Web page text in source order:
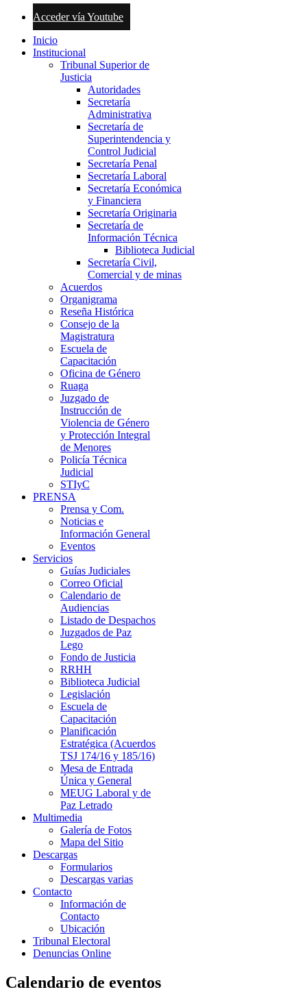
Acceder vía Youtube
Inicio
Institucional
Tribunal Superior de
Justicia
Autoridades
Secretaría
Administrativa
Secretaría de
Superintendencia y
Control Judicial
Secretaría Penal
Secretaría Laboral
Secretaría Económica
y Financiera
Secretaría Originaria
Secretaría de
Información Técnica
Biblioteca Judicial
Secretaría Civil,
Comercial y de minas
Acuerdos
Organigrama
Reseña Histórica
Consejo de la
Magistratura
Escuela de
Capacitación
Oficina de Género
Ruaga
Juzgado de
Instrucción de
Violencia de Género
y Protección Integral
de Menores
Policía Técnica
Judicial
STIyC
PRENSA
Prensa y Com.
Noticias e
Información General
Eventos
Servicios
Guías Judiciales
Correo Oficial
Calendario de
Audiencias
Listado de Despachos
Juzgados de Paz
Lego
Fondo de Justicia
RRHH
Biblioteca Judicial
Legislación
Escuela de
Capacitación
Planificación
Estratégica (Acuerdos
TSJ 174/16 y 185/16)
Mesa de Entrada
Única y General
MEUG Laboral y de
Paz Letrado
Multimedia
Galería de Fotos
Mapa del Sitio
Descargas
Formularios
Descargas varias
Contacto
Información de
Contacto
Ubicación
Tribunal Electoral
Denuncias Online
Calendario de eventos